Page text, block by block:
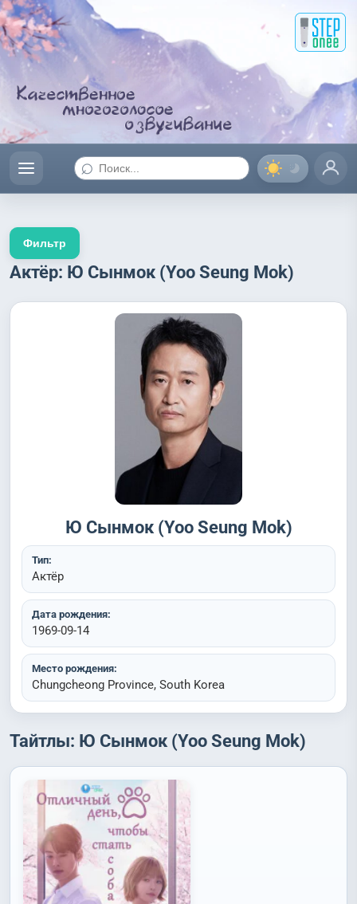
⌕
Актёр: Ю Сынмок (Yoo Seung Mok)
Ю Сынмок (Yoo Seung Mok)
Тип:
Актёр
Дата рождения:
1969-09-14
Место рождения:
Chungcheong Province, South Korea
Тайтлы: Ю Сынмок (Yoo Seung Mok)
Фильтр